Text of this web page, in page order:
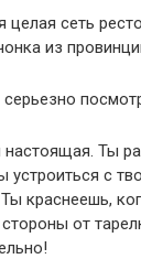
сеть
из
Ты
устроиться с
краснеешь,
от